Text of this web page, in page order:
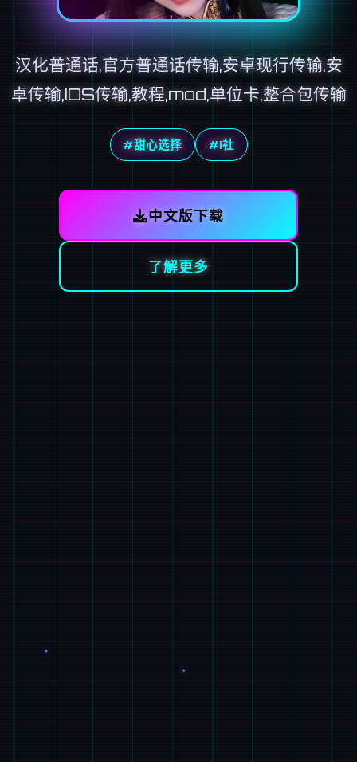
汉化普通话,官方普通话传输,安卓现行传输,安
卓传输,IOS传输,教程,mod,单位卡,整合包传输
#甜心选择 #I社
中文版下载
了解更多